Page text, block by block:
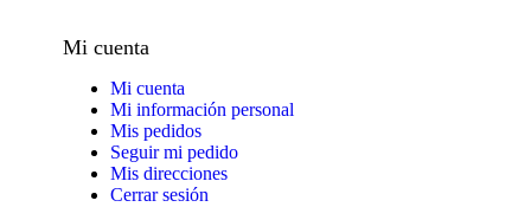
Mi cuenta
Mi cuenta
Mi información personal
Mis pedidos
Seguir mi pedido
Mis direcciones
Cerrar sesión